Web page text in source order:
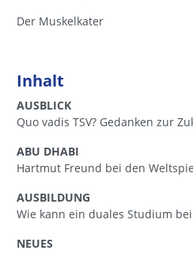
Der Muskelkater
Inhalt
AUSBLICK
Quo vadis TSV? Gedanken zur
ABU DHABI
Hartmut Freund bei den
AUSBILDUNG
Wie kann ein duales Studium
NEUES